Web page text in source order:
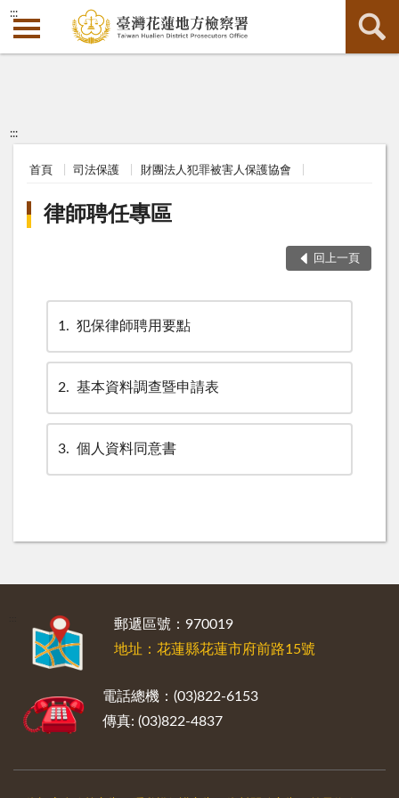
:::
:::
首頁 司法保護 財團法人犯罪被害人保護協會
律師聘任專區
回上一頁
1 犯保律師聘用要點
2 基本資料調查暨申請表
3 個人資料同意書
郵遞區號：970019
地址：花蓮縣花蓮市府前路15號
電話總機：(03)822-6153
傳真: (03)822-4837